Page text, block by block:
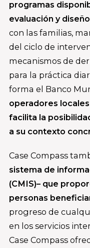
programas
evaluación y
con las familias,
del ciclo de
mecanismos de
para la práctica
forma el Banco
operadores
facilita la
a su contexto
Case Compass
sistema de
(CMIS)– que
personas
progreso de
en los servicios
Case Compass